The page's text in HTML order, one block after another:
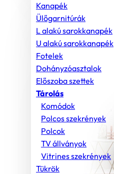
Kanapék
Ülőgarnitúrák
L alakú sarokkanapék
U alakú sarokkanapék
Fotelek
Dohányzóasztalok
Előszoba szettek
Tárolás
Komódok
Polcos szekrények
Polcok
TV állványok
Vitrines szekrények
Tükrök